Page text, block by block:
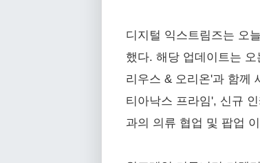
디지털 익스트림즈는 오
했다. 해당 업데이트는
리우스 & 오리온'과 함께
티아낙스 프라임', 신규
과의 의류 협업 및 팝업